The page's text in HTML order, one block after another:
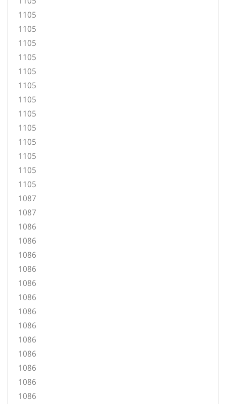
1105
1105
1105
1105
1105
1105
1105
1105
1105
1105
1105
1105
1105
1087
1087
1086
1086
1086
1086
1086
1086
1086
1086
1086
1086
1086
1086
1086